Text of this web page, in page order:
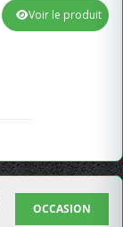
Voir le produit
OCCASION